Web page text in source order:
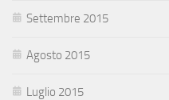
Settembre 2015
Agosto 2015
Luglio 2015